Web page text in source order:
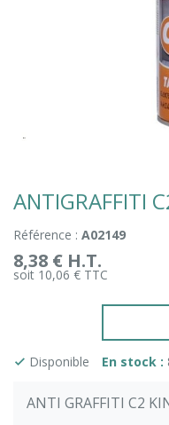
ANTIGRAFFITI
Référence : A02149
8,38 € H.T.
soit 10,06 € TTC
Disponible En stock :
ANTI GRAFFITI C2